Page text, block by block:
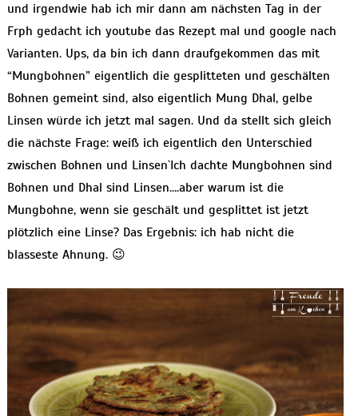
und irgendwie hab ich mir dann am nächsten Tag in der
Frph gedacht ich youtube das Rezept mal und google nach
Varianten. Ups, da bin ich dann draufgekommen das mit
“Mungbohnen” eigentlich die gesplitteten und geschälten
Bohnen gemeint sind, also eigentlich Mung Dhal, gelbe
Linsen würde ich jetzt mal sagen. Und da stellt sich gleich
die nächste Frage: weiß ich eigentlich den Unterschied
zwischen Bohnen und Linsen`Ich dachte Mungbohnen sind
Bohnen und Dhal sind Linsen….aber warum ist die
Mungbohne, wenn sie geschält und gesplittet ist jetzt
plötzlich eine Linse? Das Ergebnis: ich hab nicht die
blasseste Ahnung. 😉